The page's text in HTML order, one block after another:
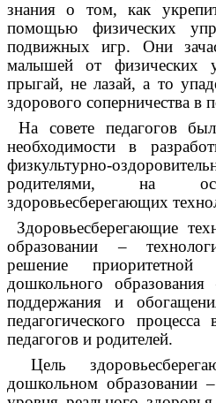
знания о том, как
помощью физических
подвижных игр. Они
малышей от физических
прыгай, не лазай, а то
здорового соперничества в
На совете педагогов
необходимости в
физкультурно-
родителями, на
здоровьесберегающих
Здоровьесберегающие
образовании –
решение приоритетной
дошкольного
поддержания и
педагогического
педагогов и родителей.
Цель
дошкольном образовании